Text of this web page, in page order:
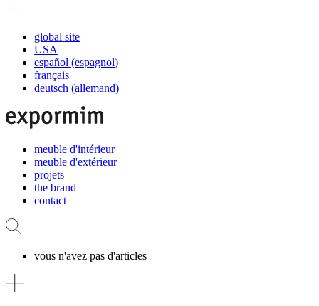
global site
USA
español (espagnol)
français
deutsch (allemand)
meuble d'intérieur
meuble d'extérieur
projets
the brand
contact
vous n'avez pas d'articles